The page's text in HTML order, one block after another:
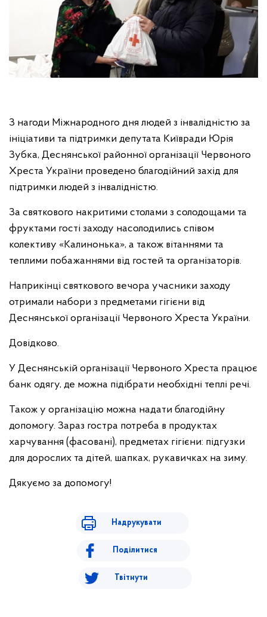
З нагоди Міжнародного дня людей з інвалідністю за
ініціативи та підтримки депутата Київради Юрія
Зубка, Деснянської районної організації Червоного
Хреста України проведено благодійний захід для
підтримки людей з інвалідністю.
За святкового накритими столами з солодощами та
фруктами гості заходу насолодились співом
колективу «Калинонька», а також вітаннями та
теплими побажаннями від гостей та організаторів.
Наприкінці святкового вечора учасники заходу
отримали набори з предметами гігієни від
Деснянської організації Червоного Хреста України.
Довідково.
У Деснянській організації Червоного Хреста працює
банк одягу, де можна підібрати необхідні теплі речі.
Також у організацію можна надати благодійну
допомогу. Зараз гостра потреба в продуктах
харчування (фасовані), предметах гігієни: підгузки
для дорослих та дітей, шапках, рукавичках на зиму.
Дякуємо за допомогу!
Надрукувати
Поділитися
Твітнути